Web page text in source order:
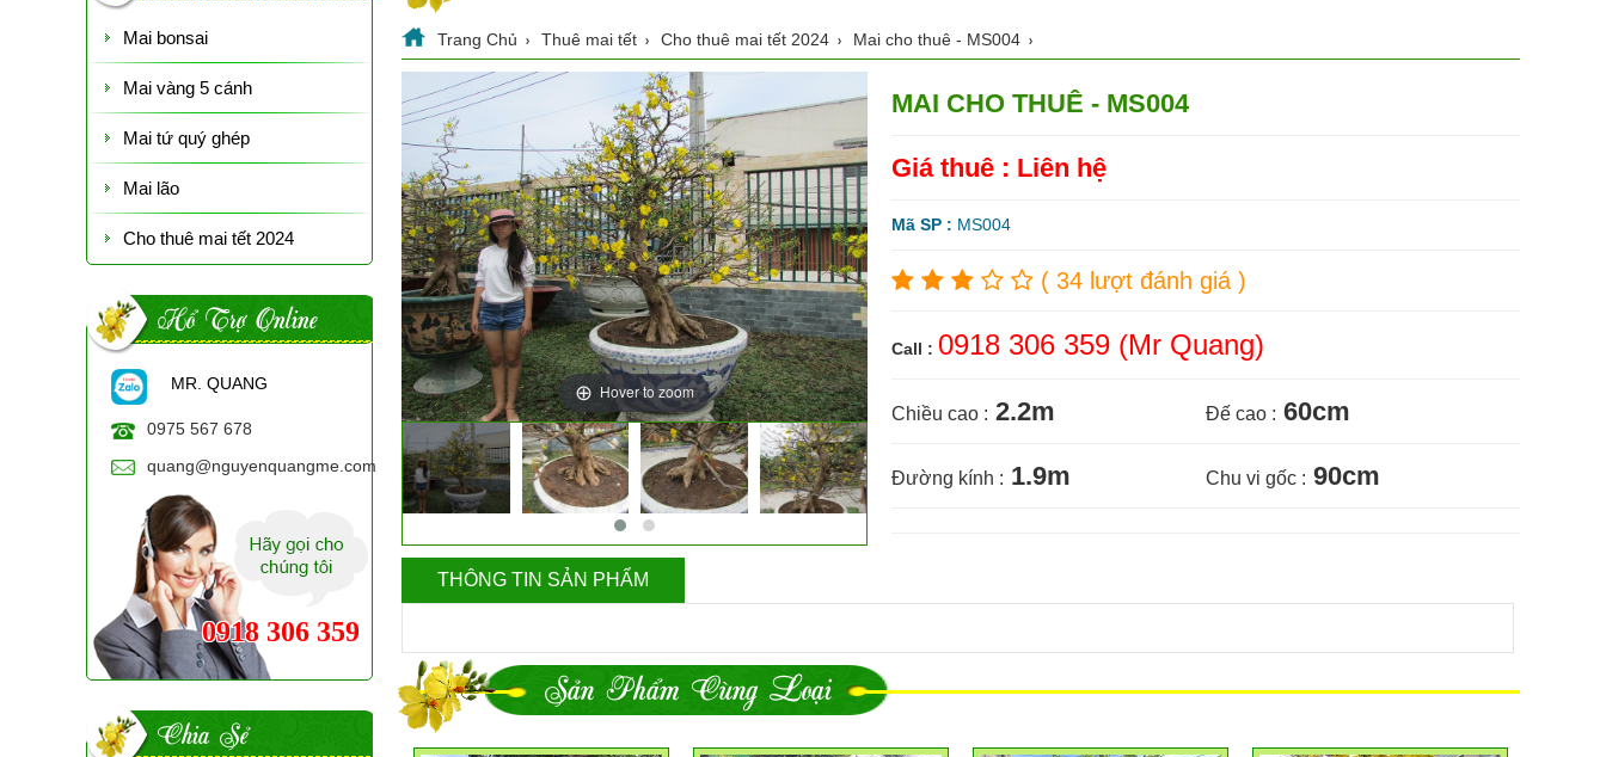
Mai bonsai
Mai vàng 5 cánh
Mai tứ quý ghép
Mai lão
Cho thuê mai tết 2024
Hổ Trợ Online
MR. QUANG
0975 567 678
quang@nguyenquangme.com
0918 306 359
Chia Sẻ
Trang Chủ Thuê mai tết Cho thuê mai tết 2024 Mai cho thuê - MS004
Hover to zoom
MAI CHO THUÊ - MS004
Giá thuê : Liên hệ
Mã SP : MS004
( 34 lượt đánh giá )
Call : 0918 306 359 (Mr Quang)
Chiều cao : 2.2m Đế cao : 60cm
Đường kính : 1.9m Chu vi gốc : 90cm
THÔNG TIN SẢN PHẨM
Sản Phẩm Cùng Loại